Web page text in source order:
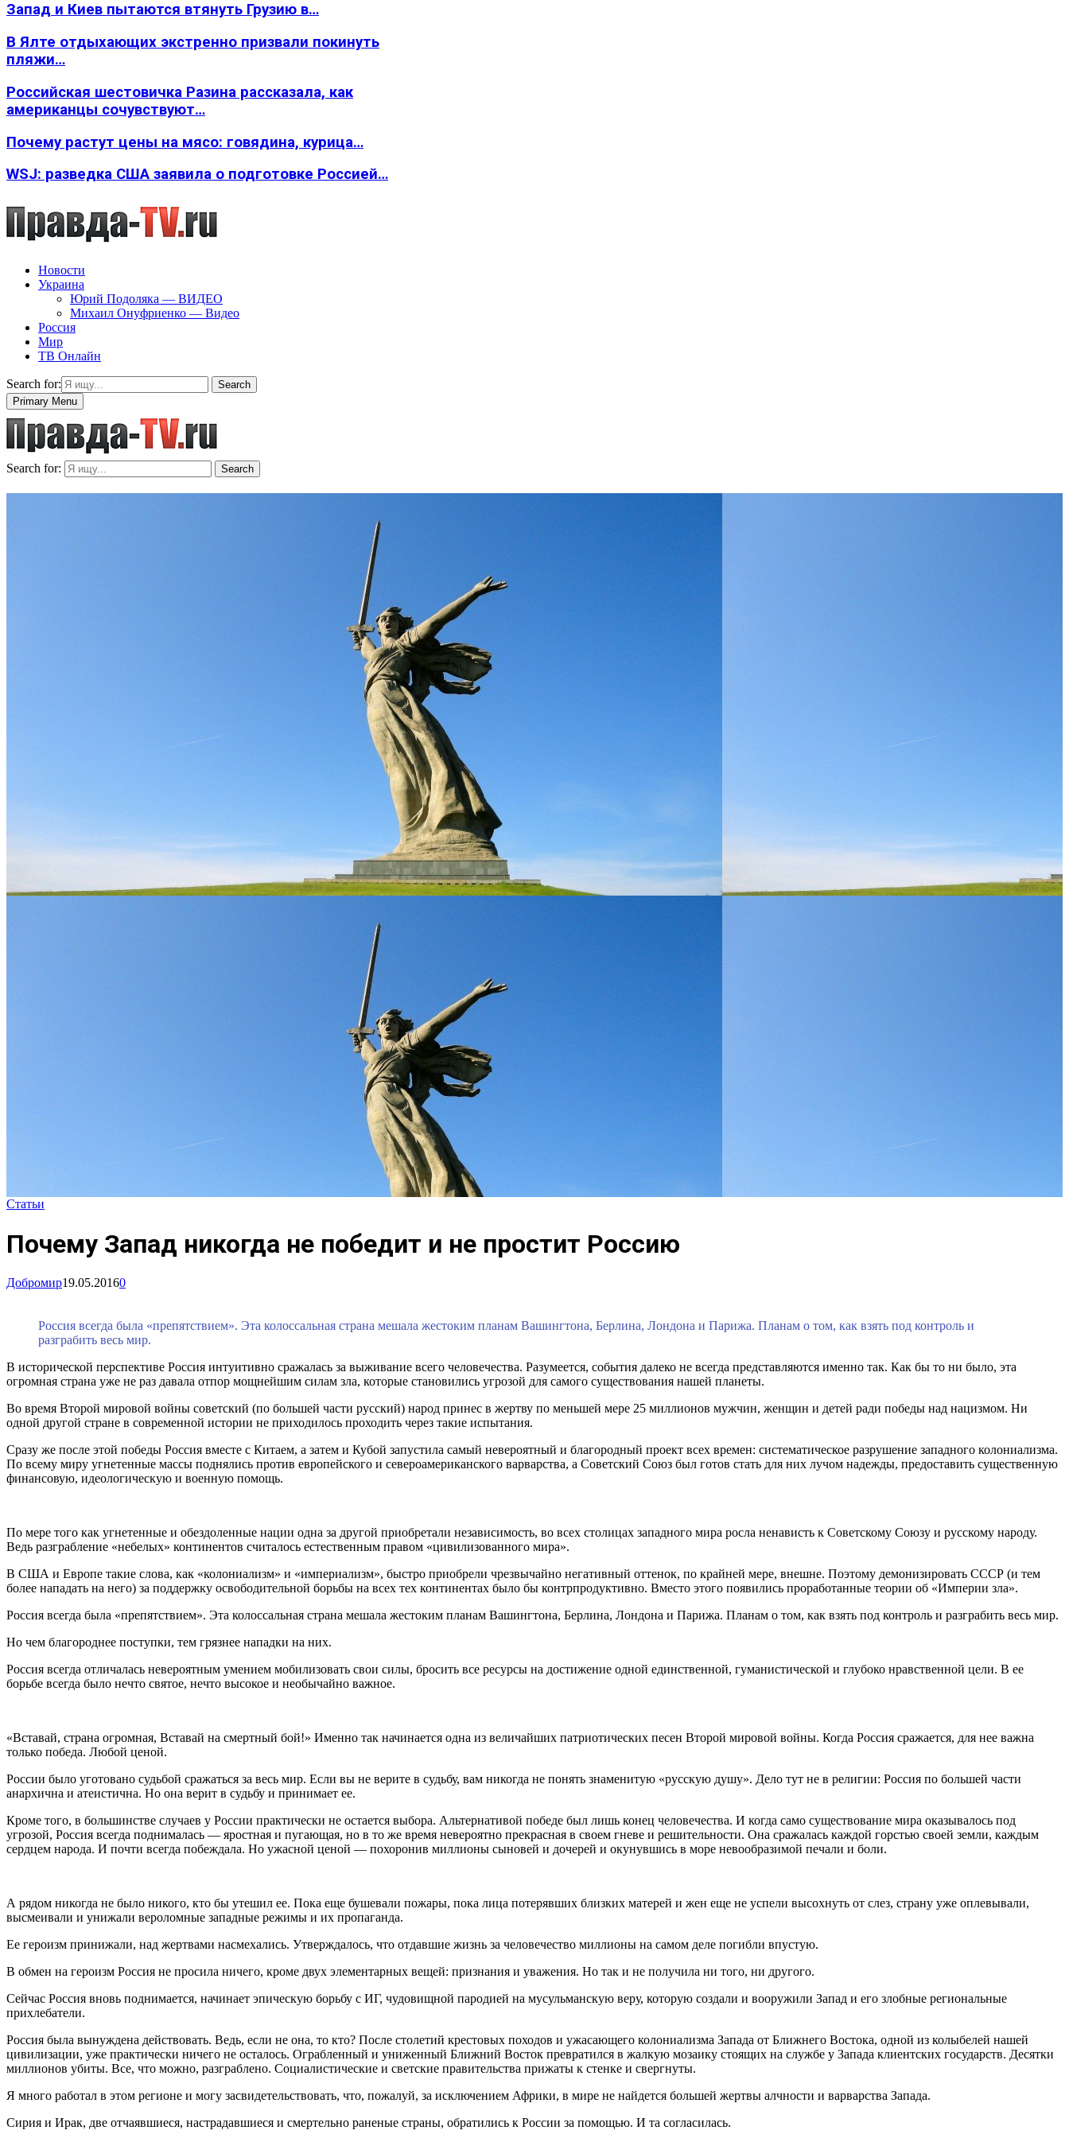
Запад и Киев пытаются втянуть Грузию в…
В Ялте отдыхающих экстренно призвали покинуть
пляжи…
Российская шестовичка Разина рассказала, как
американцы сочувствуют…
Почему растут цены на мясо: говядина, курица…
WSJ: разведка США заявила о подготовке Россией…
Новости
Украина
Юрий Подоляка — ВИДЕО
Михаил Онуфриенко — Видео
Россия
Мир
ТВ Онлайн
Search for:
Search
Primary Menu
Search for: Search
Статьи
Почему Запад никогда не победит и не простит Россию
Добромир19.05.20160
Россия всегда была «препятствием». Эта колоссальная страна мешала жестоким планам Вашингтона, Берлина, Лондона и Парижа. Планам о том, как взять под контроль и
разграбить весь мир.
В исторической перспективе Россия интуитивно сражалась за выживание всего человечества. Разумеется, события далеко не всегда представляются именно так. Как бы то ни было, эта
огромная страна уже не раз давала отпор мощнейшим силам зла, которые становились угрозой для самого существования нашей планеты.
Во время Второй мировой войны советский (по большей части русский) народ принес в жертву по меньшей мере 25 миллионов мужчин, женщин и детей ради победы над нацизмом. Ни
одной другой стране в современной истории не приходилось проходить через такие испытания.
Сразу же после этой победы Россия вместе с Китаем, а затем и Кубой запустила самый невероятный и благородный проект всех времен: систематическое разрушение западного колониализма.
По всему миру угнетенные массы поднялись против европейского и североамериканского варварства, а Советский Союз был готов стать для них лучом надежды, предоставить существенную
финансовую, идеологическую и военную помощь.
По мере того как угнетенные и обездоленные нации одна за другой приобретали независимость, во всех столицах западного мира росла ненависть к Советскому Союзу и русскому народу.
Ведь разграбление «небелых» континентов считалось естественным правом «цивилизованного мира».
В США и Европе такие слова, как «колониализм» и «империализм», быстро приобрели чрезвычайно негативный оттенок, по крайней мере, внешне. Поэтому демонизировать СССР (и тем
более нападать на него) за поддержку освободительной борьбы на всех тех континентах было бы контрпродуктивно. Вместо этого появились проработанные теории об «Империи зла».
Россия всегда была «препятствием». Эта колоссальная страна мешала жестоким планам Вашингтона, Берлина, Лондона и Парижа. Планам о том, как взять под контроль и разграбить весь мир.
Но чем благороднее поступки, тем грязнее нападки на них.
Россия всегда отличалась невероятным умением мобилизовать свои силы, бросить все ресурсы на достижение одной единственной, гуманистической и глубоко нравственной цели. В ее
борьбе всегда было нечто святое, нечто высокое и необычайно важное.
«Вставай, страна огромная, Вставай на смертный бой!» Именно так начинается одна из величайших патриотических песен Второй мировой войны. Когда Россия сражается, для нее важна
только победа. Любой ценой.
России было уготовано судьбой сражаться за весь мир. Если вы не верите в судьбу, вам никогда не понять знаменитую «русскую душу». Дело тут не в религии: Россия по большей части
анархична и атеистична. Но она верит в судьбу и принимает ее.
Кроме того, в большинстве случаев у России практически не остается выбора. Альтернативой победе был лишь конец человечества. И когда само существование мира оказывалось под
угрозой, Россия всегда поднималась — яростная и пугающая, но в то же время невероятно прекрасная в своем гневе и решительности. Она сражалась каждой горстью своей земли, каждым
сердцем народа. И почти всегда побеждала. Но ужасной ценой — похоронив миллионы сыновей и дочерей и окунувшись в море невообразимой печали и боли.
А рядом никогда не было никого, кто бы утешил ее. Пока еще бушевали пожары, пока лица потерявших близких матерей и жен еще не успели высохнуть от слез, страну уже оплевывали,
высмеивали и унижали вероломные западные режимы и их пропаганда.
Ее героизм принижали, над жертвами насмехались. Утверждалось, что отдавшие жизнь за человечество миллионы на самом деле погибли впустую.
В обмен на героизм Россия не просила ничего, кроме двух элементарных вещей: признания и уважения. Но так и не получила ни того, ни другого.
Сейчас Россия вновь поднимается, начинает эпическую борьбу с ИГ, чудовищной пародией на мусульманскую веру, которую создали и вооружили Запад и его злобные региональные
прихлебатели.
Россия была вынуждена действовать. Ведь, если не она, то кто? После столетий крестовых походов и ужасающего колониализма Запада от Ближнего Востока, одной из колыбелей нашей
цивилизации, уже практически ничего не осталось. Ограбленный и униженный Ближний Восток превратился в жалкую мозаику стоящих на службе у Запада клиентских государств. Десятки
миллионов убиты. Все, что можно, разграблено. Социалистические и светские правительства прижаты к стенке и свергнуты.
Я много работал в этом регионе и могу засвидетельствовать, что, пожалуй, за исключением Африки, в мире не найдется большей жертвы алчности и варварства Запада.
Сирия и Ирак, две отчаявшиеся, настрадавшиеся и смертельно раненые страны, обратились к России за помощью. И та согласилась.